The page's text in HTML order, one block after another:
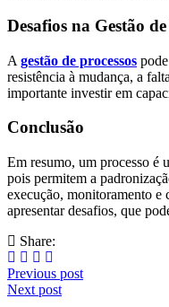
Desafios na Gestão de
A gestão de processos
resistência à mudança, a
importante investir em
Conclusão
Em resumo, um processo é
pois permitem a
execução, monitoramento e
apresentar desafios, que
Share:
Previous post
Next post